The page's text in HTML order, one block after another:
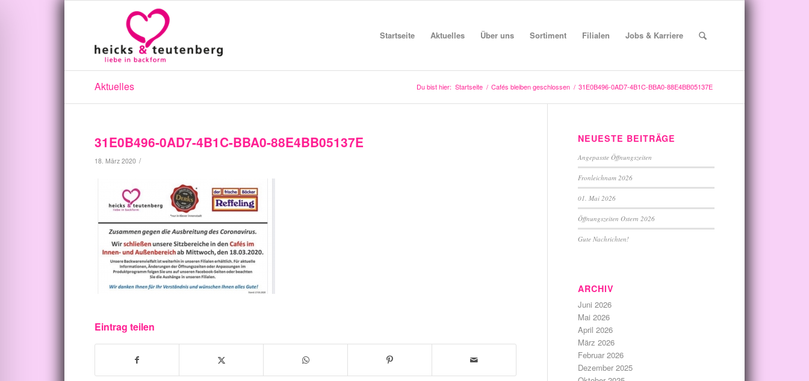
Startseite Aktuelles Über uns Sortiment Filialen Jobs & Karriere
Aktuelles Du bist hier: Startseite / Cafés bleiben geschlossen / 31E0B496-0AD7-4B1C-BBA0-88E4BB05137E
31E0B496-0AD7-4B1C-BBA0-88E4BB05137E
18. März 2020 /
Eintrag teilen
NEUESTE BEITRÄGE
Angepasste Öffnungszeiten
Fronleichnam 2026
01. Mai 2026
Öffnungszeiten Ostern 2026
Gute Nachrichten!
ARCHIV
Juni 2026
Mai 2026
April 2026
März 2026
Februar 2026
Dezember 2025